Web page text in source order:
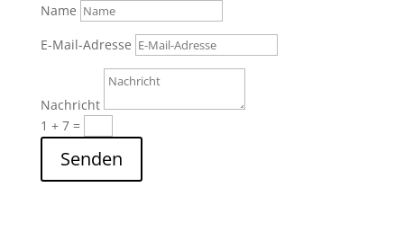
Name
E-Mail-Adresse
Nachricht
1 + 7=
Senden